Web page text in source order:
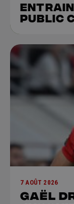
public
7 AOÛT 2026
GAËL